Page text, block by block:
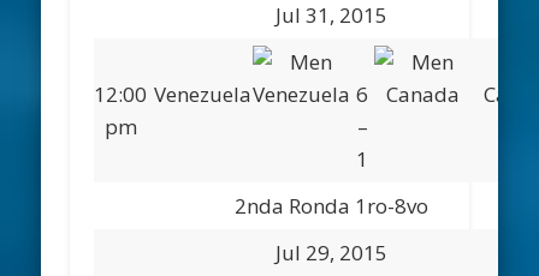
Jul 31, 2015
12:00
pm
Venezuela
6
–
1
2nda Ronda 1ro-8vo
Jul 29, 2015